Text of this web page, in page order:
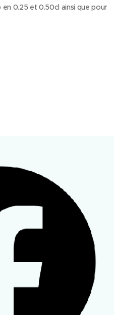
0.25 et 0.50cl ainsi que pour